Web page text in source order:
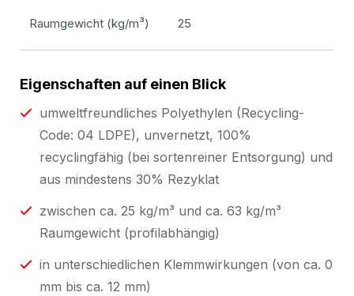
Raumgewicht (kg/m³) 25
Eigenschaften auf einen Blick
umweltfreundliches Polyethylen (Recycling-
Code: 04 LDPE), unvernetzt, 100%
recyclingfähig (bei sortenreiner Entsorgung) und
aus mindestens 30% Rezyklat
zwischen ca. 25 kg/m³ und ca. 63 kg/m³
Raumgewicht (profilabhängig)
in unterschiedlichen Klemmwirkungen (von ca. 0
mm bis ca. 12 mm)